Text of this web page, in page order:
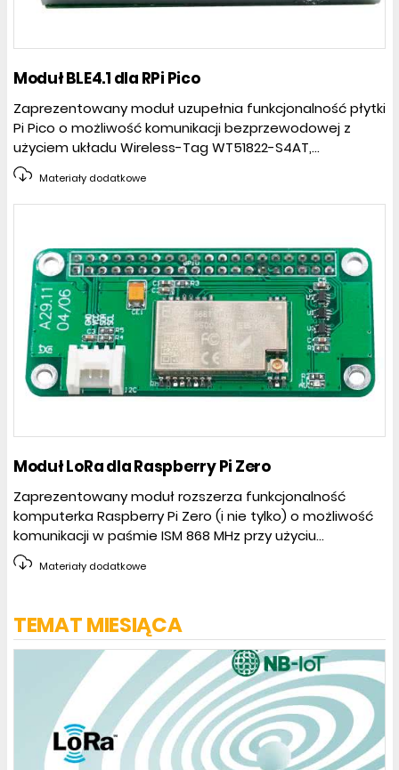
Moduł BLE4.1 dla RPi Pico
Zaprezentowany moduł uzupełnia funkcjonalność płytki
Pi Pico o możliwość komunikacji bezprzewodowej z
użyciem układu Wireless-Tag WT51822-S4AT,...
Materiały dodatkowe
Moduł LoRa dla Raspberry Pi Zero
Zaprezentowany moduł rozszerza funkcjonalność
komputerka Raspberry Pi Zero (i nie tylko) o możliwość
komunikacji w paśmie ISM 868 MHz przy użyciu...
Materiały dodatkowe
TEMAT MIESIĄCA